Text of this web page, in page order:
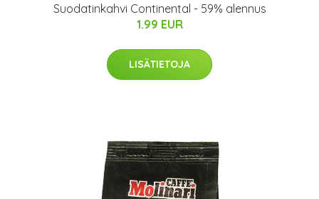
Suodatinkahvi Continental - 59% alennus
1.99 EUR
LISÄTIETOJA